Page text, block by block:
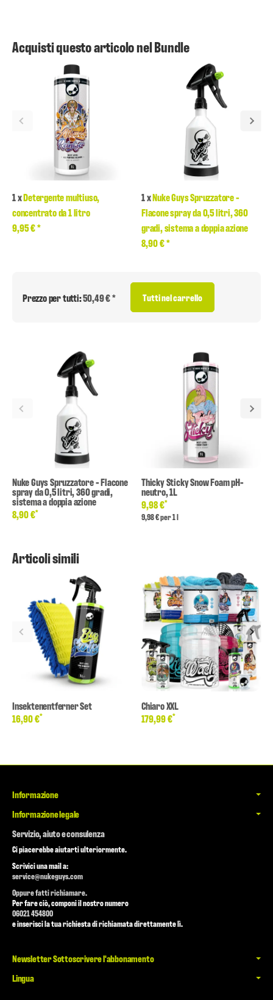
Acquisti questo articolo nel Bundle
1xDetergente multiuso,
concentrato da 1 litro
9,95 €*
1xNuke Guys Spruzzatore -
Flacone spray da 0,5 litri, 360
gradi, sistema a doppia azione
8,90 €*
Prezzo per tutti:50,49 € * Tutti nel carrello
Nuke Guys Spruzzatore - Flacone
spray da 0,5 litri, 360 gradi,
sistema a doppia azione
8,90 €*
Thicky Sticky Snow Foam pH-
neutro, 1L
9,98 €*
9,98 € per 1 l
Articoli simili
Insektenentferner Set
16,90 €*
Chiaro XXL
179,99 €*
Informazione
Informazione legale
Servizio, aiuto e consulenza
Ci piacerebbe aiutarti ulteriormente.
Scrivici una mail a:
service@nukeguys.com
Oppure fatti richiamare.
Per fare ciò, componi il nostro numero
06021 454800
e inserisci la tua richiesta di richiamata direttamente lì.
Newsletter Sottoscrivere l'abbonamento
Lingua